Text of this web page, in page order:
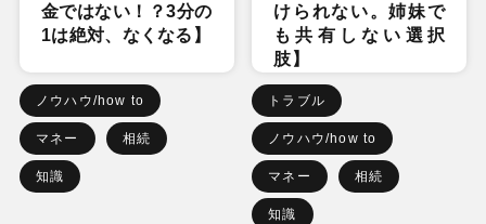
金ではない！？3分の
1は絶対、なくなる】
ノウハウ/how to
マネー 相続
知識
けられない。姉妹で
も共有しない選択
肢】
トラブル
ノウハウ/how to
マネー 相続
知識